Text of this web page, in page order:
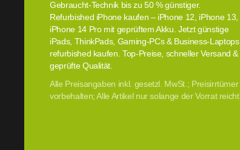
Gebraucht-Technik bis zu 50 % günstiger.
Refurbished iPhone kaufen – iPhone 12, iPhone 13,
iPhone 14 Pro mit geprüftem Akku. Jetzt günstige
iPads, ThinkPads, Gaming-PCs & Business-Laptops
refurbished kaufen. Top-Preise, schneller Versand &
geprüfte Qualität.
Alle Preisangaben inkl. gesetzl. MwSt.; Preisirrtümer
vorbehalten; Alle Artikel nur solange der Vorrat reicht.